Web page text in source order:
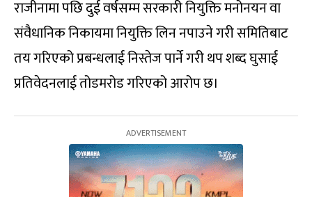
राजीनामा पछि दुई वर्षसम्म सरकारी नियुक्ति मनोनयन वा
संवैधानिक निकायमा नियुक्ति लिन नपाउने गरी समितिबाट
तय गरिएको प्रबन्धलाई निस्तेज पार्ने गरी थप शब्द घुसाई
प्रतिवेदनलाई तोडमरोड गरिएको आरोप छ।